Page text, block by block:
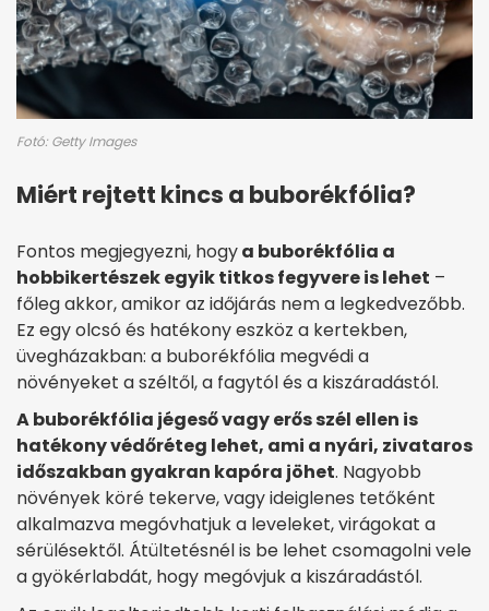
Fotó: Getty Images
Miért rejtett kincs a buborékfólia?
Fontos megjegyezni, hogya buborékfólia a
hobbikertészek egyik titkos fegyvere is lehet –
főleg akkor, amikor az időjárás nem a legkedvezőbb.
Ez egy olcsó és hatékony eszköz a kertekben,
üvegházakban: a buborékfólia megvédi a
növényeket a széltől, a fagytól és a kiszáradástól.
A buborékfólia jégeső vagy erős szél ellen is
hatékony védőréteg lehet, ami a nyári, zivataros
időszakban gyakran kapóra jöhet. Nagyobb
növények köré tekerve, vagy ideiglenes tetőként
alkalmazva megóvhatjuk a leveleket, virágokat a
sérülésektől. Átültetésnél is be lehet csomagolni vele
a gyökérlabdát, hogy megóvjuk a kiszáradástól.